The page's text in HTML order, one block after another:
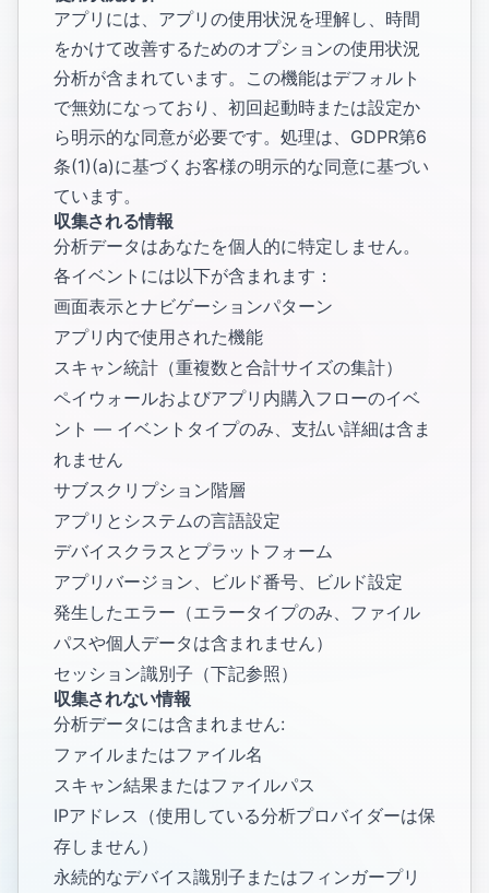
アプリには、アプリの使用状況を理解し、時間
をかけて改善するためのオプションの使用状況
分析が含まれています。この機能はデフォルト
で無効になっており、初回起動時または設定か
ら明示的な同意が必要です。処理は、GDPR第6
条(1)(a)に基づくお客様の明示的な同意に基づい
ています。
収集される情報
分析データはあなたを個人的に特定しません。
各イベントには以下が含まれます：
画面表示とナビゲーションパターン
アプリ内で使用された機能
スキャン統計（重複数と合計サイズの集計）
ペイウォールおよびアプリ内購入フローのイベ
ント — イベントタイプのみ、支払い詳細は含ま
れません
サブスクリプション階層
アプリとシステムの言語設定
デバイスクラスとプラットフォーム
アプリバージョン、ビルド番号、ビルド設定
発生したエラー（エラータイプのみ、ファイル
パスや個人データは含まれません）
セッション識別子（下記参照）
収集されない情報
分析データには含まれません:
ファイルまたはファイル名
スキャン結果またはファイルパス
IPアドレス（使用している分析プロバイダーは保
存しません）
永続的なデバイス識別子またはフィンガープリ